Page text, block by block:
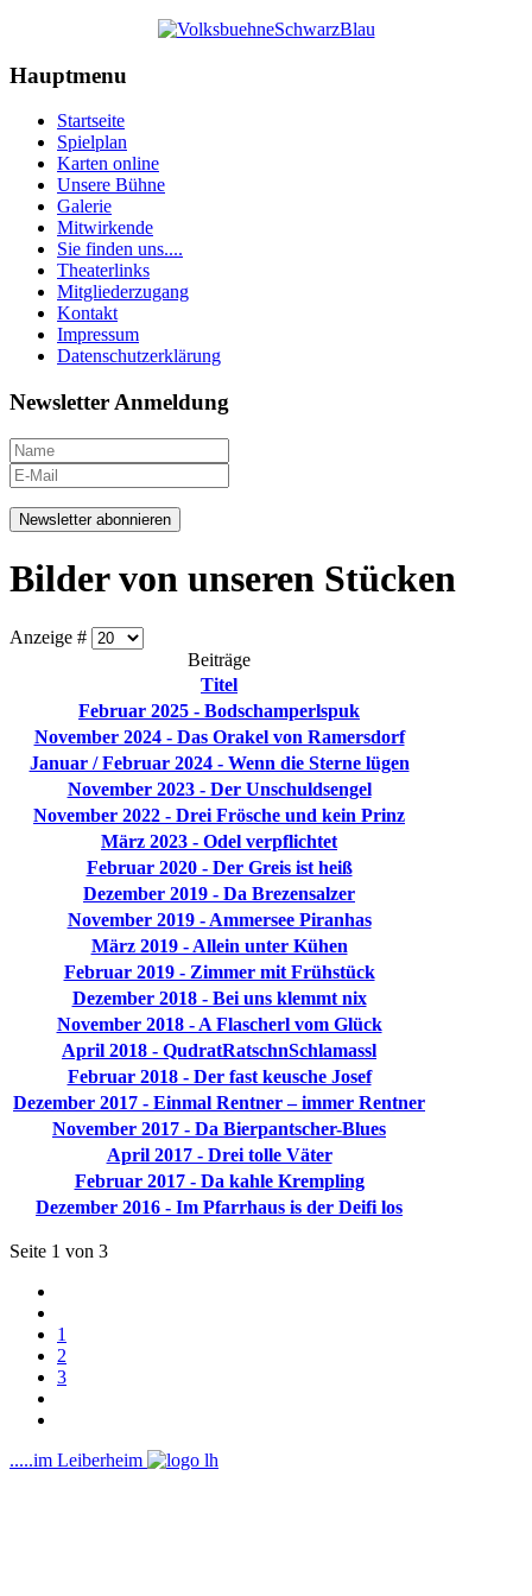
Hauptmenu
Startseite
Spielplan
Karten online
Unsere Bühne
Galerie
Mitwirkende
Sie finden uns....
Theaterlinks
Mitgliederzugang
Kontakt
Impressum
Datenschutzerklärung
Newsletter Anmeldung
Newsletter abonnieren
Bilder von unseren Stücken
Anzeige #
Beiträge
Titel
Februar 2025 - Bodschamperlspuk
November 2024 - Das Orakel von Ramersdorf
Januar / Februar 2024 - Wenn die Sterne lügen
November 2023 - Der Unschuldsengel
November 2022 - Drei Frösche und kein Prinz
März 2023 - Odel verpflichtet
Februar 2020 - Der Greis ist heiß
Dezember 2019 - Da Brezensalzer
November 2019 - Ammersee Piranhas
März 2019 - Allein unter Kühen
Februar 2019 - Zimmer mit Frühstück
Dezember 2018 - Bei uns klemmt nix
November 2018 - A Flascherl vom Glück
April 2018 - QudratRatschnSchlamassl
Februar 2018 - Der fast keusche Josef
Dezember 2017 - Einmal Rentner – immer Rentner
November 2017 - Da Bierpantscher-Blues
April 2017 - Drei tolle Väter
Februar 2017 - Da kahle Krempling
Dezember 2016 - Im Pfarrhaus is der Deifi los
Seite 1 von 3
1
2
3
.....im Leiberheim